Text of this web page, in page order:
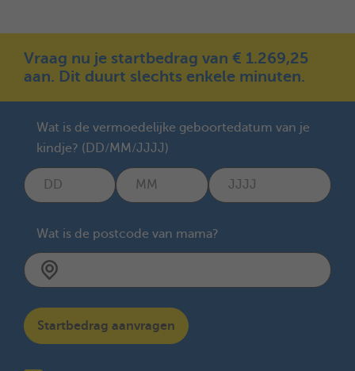
Vraag nu je startbedrag van € 1.269,25
aan. Dit duurt slechts enkele minuten.
Wat is de vermoedelijke geboortedatum van je
kindje? (DD/MM/JJJJ)
Wat is de postcode van mama?
Startbedrag aanvragen